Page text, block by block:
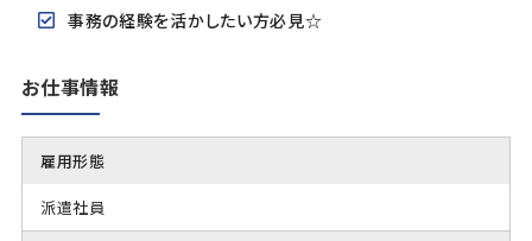
事務の経験を活かしたい方必見☆
お仕事情報
雇用形態
派遣社員